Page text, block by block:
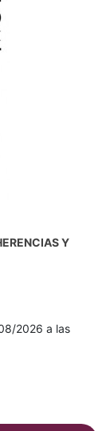
Y
2026 a las